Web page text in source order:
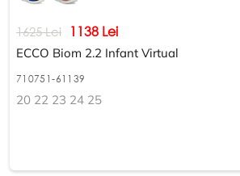
1625 Lei 1138 Lei
ECCO Biom 2.2 Infant Virtual
710751-61139
20 22 23 24 25